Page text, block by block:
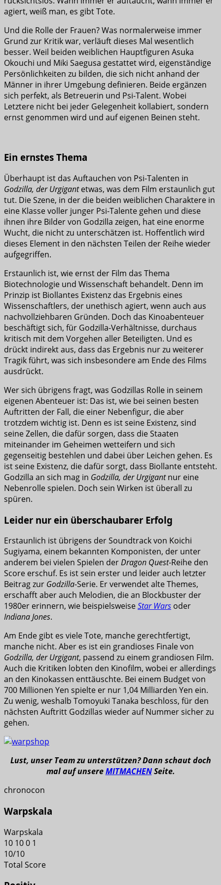
agiert, weiß man, es gibt Tote.
Und die Rolle der Frauen? Was normalerweise immer
Grund zur Kritik war, verläuft dieses Mal wesentlich
besser. Weil beiden weiblichen Hauptfiguren Asuka
Okouchi und Miki Saegusa gestattet wird, eigenständige
Persönlichkeiten zu bilden, die sich nicht anhand der
Männer in ihrer Umgebung definieren. Beide ergänzen
sich perfekt, als Betreuerin und Psi-Talent. Wobei
Letztere nicht bei jeder Gelegenheit kollabiert, sondern
ernst genommen wird und auf eigenen Beinen steht.
Ein ernstes Thema
Überhaupt ist das Auftauchen von Psi-Talenten in
Godzilla, der Urgigantetwas, was dem Film erstaunlich gut
tut. Die Szene, in der die beiden weiblichen Charaktere in
eine Klasse voller junger Psi-Talente gehen und diese
ihnen ihre Bilder von Godzilla zeigen, hat eine enorme
Wucht, die nicht zu unterschätzen ist. Hoffentlich wird
dieses Element in den nächsten Teilen der Reihe wieder
aufgegriffen.
Erstaunlich ist, wie ernst der Film das Thema
Biotechnologie und Wissenschaft behandelt. Denn im
Prinzip ist Biollantes Existenz das Ergebnis eines
Wissenschaftlers, der unethisch agiert, wenn auch aus
nachvollziehbaren Gründen. Doch das Kinoabenteuer
beschäftigt sich, für Godzilla-Verhältnisse, durchaus
kritisch mit dem Vorgehen aller Beteiligten. Und es
drückt indirekt aus, dass das Ergebnis nur zu weiterer
Tragik führt, was sich insbesondere am Ende des Films
ausdrückt.
Wer sich übrigens fragt, was Godzillas Rolle in seinem
eigenen Abenteuer ist: Das ist, wie bei seinen besten
Auftritten der Fall, die einer Nebenfigur, die aber
trotzdem wichtig ist. Denn es ist seine Existenz, sind
seine Zellen, die dafür sorgen, dass die Staaten
miteinander im Geheimen wetteifern und sich
gegenseitig bestehlen und dabei über Leichen gehen. Es
ist seine Existenz, die dafür sorgt, dass Biollante entsteht.
Godzilla an sich mag in Godzilla, der Urgigantnur eine
Nebenrolle spielen. Doch sein Wirken ist überall zu
spüren.
Leider nur ein überschaubarer Erfolg
Erstaunlich ist übrigens der Soundtrack von Koichi
Sugiyama, einem bekannten Komponisten, der unter
anderem bei vielen Spielen derDragon Quest-Reihe den
Score erschuf. Es ist sein erster und leider auch letzter
Beitrag zur Godzilla-Serie. Er verwendet alte Themes,
erschafft aber auch Melodien, die an Blockbuster der
1980er erinnern, wie beispielsweiseStar Wars oder
Indiana Jones.
Am Ende gibt es viele Tote, manche gerechtfertigt,
manche nicht. Aber es ist ein grandioses Finale von
Godzilla, der Urgigant, passend zu einem grandiosen Film.
Auch die Kritiken lobten den Kinofilm, wobei er allerdings
an den Kinokassen enttäuschte. Bei einem Budget von
700 Millionen Yen spielte er nur 1,04 Milliarden Yen ein.
Zu wenig, weshalb Tomoyuki Tanaka beschloss, für den
nächsten Auftritt Godzillas wieder auf Nummer sicher zu
gehen.
Lust, unser Team zu unterstützen? Dann schaut doch
mal auf unsereMITMACHENSeite.
chronocon
Warpskala
Warpskala
10 100 1
10/10
Total Score